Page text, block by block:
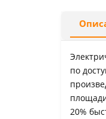
по
20%